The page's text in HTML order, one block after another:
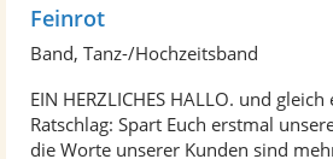
Feinrot
Band, Tanz-/Hochzeitsband
EIN HERZLICHES HALLO. und
Ratschlag: Spart Euch erstmal
die Worte unserer Kunden sind